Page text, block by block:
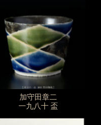
加守田章二
一九八十 盃